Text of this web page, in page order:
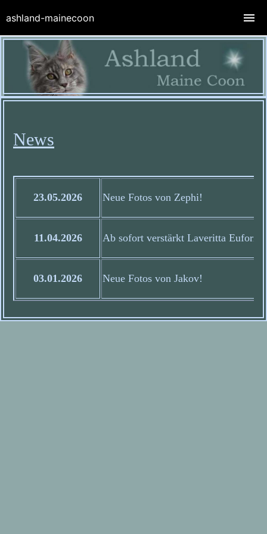
News
23.05.2026 Neue Fotos von Zephi!
11.04.2026 Ab sofort verstärkt Laveritta Euforia
03.01.2026 Neue Fotos von Jakov!
ashland-mainecoon